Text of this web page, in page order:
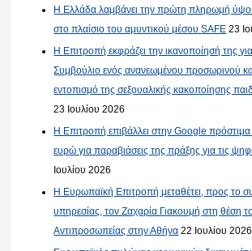
Η Ελλάδα λαμβάνει την πρώτη πληρωμή
στο πλαίσιο του αμυντικού μέσου SAFE 23
Η Επιτροπή εκφράζει την ικανοποίησή της
Συμβούλιο ενός ανανεωμένου προσωρινού
εντοπισμό της σεξουαλικής κακοποίησης
23 Ιουλίου 2026
Η Επιτροπή επιβάλλει στην Google
ευρώ για παραβιάσεις της πράξης για τις
Ιουλίου 2026
Η Ευρωπαϊκή Επιτροπή μεταθέτει, προς το
υπηρεσίας, τον Ζαχαρία Γιακουμή στη θέση
Αντιπροσωπείας στην Αθήνα 22 Ιουλίου 2026